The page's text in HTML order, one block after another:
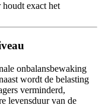
houdt exact het
onbalansbewaking
wordt de belasting
verminderd,
levensduur van de